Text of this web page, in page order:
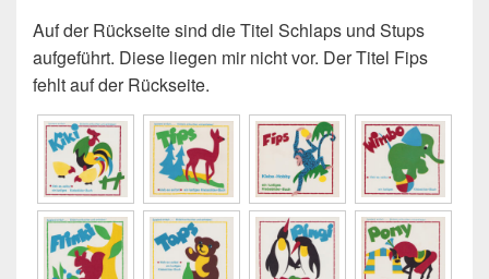
Auf der Rückseite sind die Titel Schlaps und Stups
aufgeführt. Diese liegen mir nicht vor. Der Titel Fips
fehlt auf der Rückseite.